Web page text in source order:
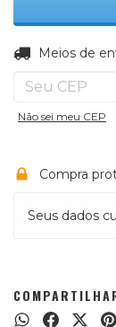
Entregas para o
Meios de
Não sei meu CEP
Compra
Seus dados